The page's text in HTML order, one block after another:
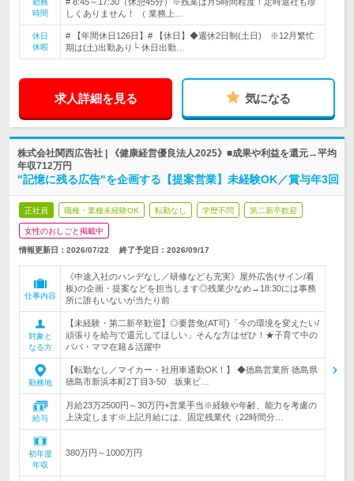
勤務
時間
しくありません！ （ 業務上…
休日
休暇
# 【年間休日126日】# 【休日】◆週休2日制(土日) ※12月繁忙
期は(土)出勤あり└ 休日出勤…
求人詳細を見る 気になる
株式会社関西広告社 | 《健康経営優良法人2025》■成果や利益を還元→平均
年収712万円
"記憶に残る広告"を企画する【提案営業】未経験OK／賞与年3回
正社員 職種・業種未経験OK 転勤なし 学歴不問 第二新卒歓迎
女性のおしごと掲載中
情報更新日：2026/07/22 終了予定日： 2026/09/17
仕事内容
《中途入社のハンデなし／研修なども充実》屋外広告(サイン/看
板)の企画・提案などを担当します◎残業少なめ→18:30には事務
所に誰もいないが当たり前
対象と
なる方
【未経験・第二新卒歓迎】◎要普免(AT可)「今の環境を変えたい/
頑張りを給与で還元してほしい」そんな方はぜひ！★子育て中の
パパ・ママ在籍＆活躍中
勤務地
【転勤なし／マイカー・社用車通勤OK！】 ◆徳島営業所 徳島県
徳島市新浜本町2丁目3-50 坂東ビ…
給与
月給23万2500円～30万円+営業手当※経験や年齢、能力を考慮の
上決定します※上記月給には、固定残業代（22時間分…
初年度
年収
380万円～1000万円